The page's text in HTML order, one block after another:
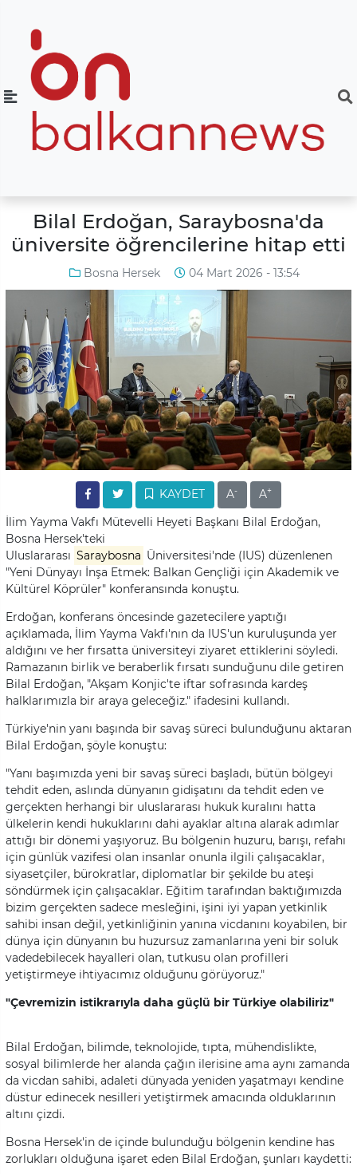
Bilal Erdoğan, Saraybosna'da
üniversite öğrencilerine hitap etti
Bosna Hersek 04 Mart 2026 - 13:54
KAYDET A- A+
İlim Yayma Vakfı Mütevelli Heyeti Başkanı Bilal Erdoğan,
Bosna Hersek'teki
Uluslararası Saraybosna Üniversitesi'nde (IUS) düzenlenen
"Yeni Dünyayı İnşa Etmek: Balkan Gençliği için Akademik ve
Kültürel Köprüler" konferansında konuştu.
Erdoğan, konferans öncesinde gazetecilere yaptığı
açıklamada, İlim Yayma Vakfı'nın da IUS'un kuruluşunda yer
aldığını ve her fırsatta üniversiteyi ziyaret ettiklerini söyledi.
Ramazanın birlik ve beraberlik fırsatı sunduğunu dile getiren
Bilal Erdoğan, "Akşam Konjic'te iftar sofrasında kardeş
halklarımızla bir araya geleceğiz." ifadesini kullandı.
Türkiye'nin yanı başında bir savaş süreci bulunduğunu aktaran
Bilal Erdoğan, şöyle konuştu:
"Yanı başımızda yeni bir savaş süreci başladı, bütün bölgeyi
tehdit eden, aslında dünyanın gidişatını da tehdit eden ve
gerçekten herhangi bir uluslararası hukuk kuralını hatta
ülkelerin kendi hukuklarını dahi ayaklar altına alarak adımlar
attığı bir dönemi yaşıyoruz. Bu bölgenin huzuru, barışı, refahı
için günlük vazifesi olan insanlar onunla ilgili çalışacaklar,
siyasetçiler, bürokratlar, diplomatlar bir şekilde bu ateşi
söndürmek için çalışacaklar. Eğitim tarafından baktığımızda
bizim gerçekten sadece mesleğini, işini iyi yapan yetkinlik
sahibi insan değil, yetkinliğinin yanına vicdanını koyabilen, bir
dünya için dünyanın bu huzursuz zamanlarına yeni bir soluk
vadedebilecek hayalleri olan, tutkusu olan profilleri
yetiştirmeye ihtiyacımız olduğunu görüyoruz."
"Çevremizin istikrarıyla daha güçlü bir Türkiye olabiliriz"
Bilal Erdoğan, bilimde, teknolojide, tıpta, mühendislikte,
sosyal bilimlerde her alanda çağın ilerisine ama aynı zamanda
da vicdan sahibi, adaleti dünyada yeniden yaşatmayı kendine
düstur edinecek nesilleri yetiştirmek amacında olduklarının
altını çizdi.
Bosna Hersek'in de içinde bulunduğu bölgenin kendine has
zorlukları olduğuna işaret eden Bilal Erdoğan, şunları kaydetti: